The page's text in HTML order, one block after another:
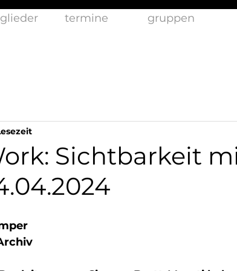
termine gruppen
Sichtbarkeit